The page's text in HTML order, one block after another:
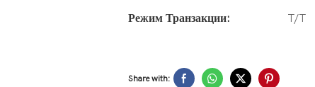
Режим Транзакции: T/T
Share with: